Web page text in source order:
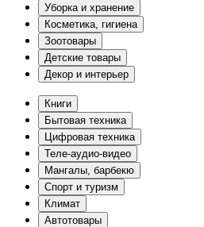
Уборка и хранение
Косметика, гигиена
Зоотовары
Детские товары
Декор и интерьер
Книги
Бытовая техника
Цифровая техника
Теле-аудио-видео
Мангалы, барбекю
Спорт и туризм
Климат
Автотовары